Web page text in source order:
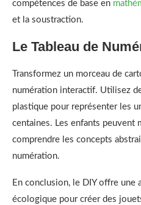
compétences de base en
et la soustraction.
Le Tableau de
Transformez un morceau de
numération interactif. Utilisez
plastique pour représenter les
centaines. Les enfants peuvent
comprendre les concepts
numération.
En conclusion, le DIY offre une
écologique pour créer des